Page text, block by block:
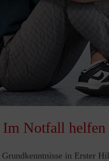
Notfall helfen
in Erster